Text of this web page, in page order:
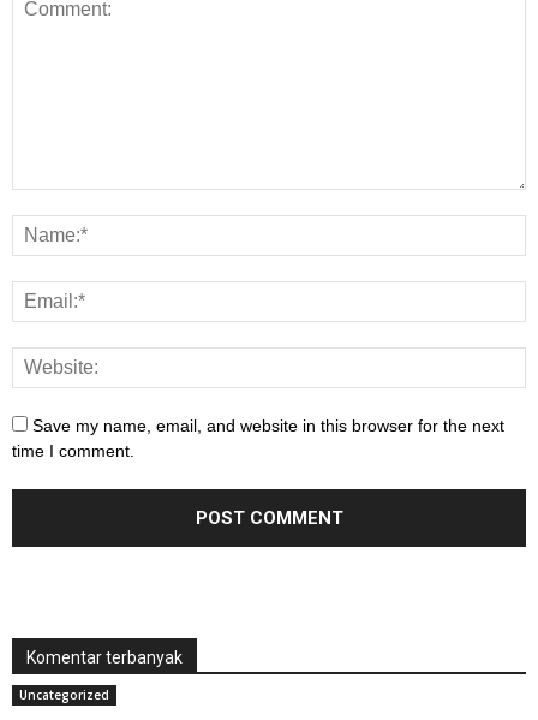
Save my name, email, and website in this browser for the next
time I comment.
Komentar terbanyak
Uncategorized